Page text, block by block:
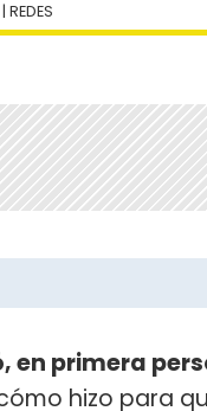
| REDES
en primera
hizo para